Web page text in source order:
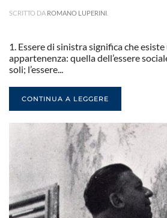
SCRITTO DA ROMANO LUPERINI
1. Essere di sinistra significa che esiste
appartenenza: quella dell’essere
soli; l’essere...
CONTINUA A LEGGERE